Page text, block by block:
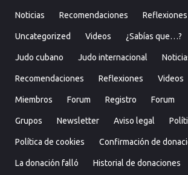
Noticias Recomendaciones Reflexiones
Uncategorized Videos ¿Sabías que…?
Judo cubano Judo internacional
Recomendaciones Reflexiones Videos
Miembros Forum Registro Forum
Grupos Newsletter Aviso legal
Política de cookies Confirmación de
La donación falló Historial de donaciones